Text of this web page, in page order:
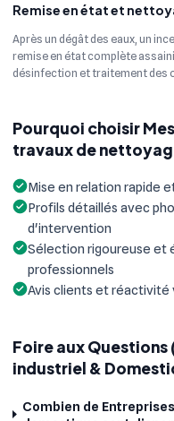
Remise en état et
Après un dégât des eaux, un
remise en état complète
désinfection et traitement des
Pourquoi choisir
travaux de
Mise en relation rapide
Profils détaillés avec
d'intervention
Sélection rigoureuse et
professionnels
Avis clients et réactivité
Foire aux
industriel &
Combien de